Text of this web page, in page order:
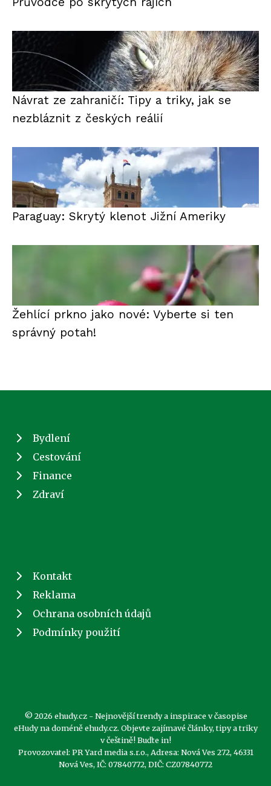
Návrat ze zahraničí: Tipy a triky, jak se
nezbláznit z českých reálií
Paraguay: Skrytý klenot Jižní Ameriky
Žehlící prkno jako nové: Vyberte si ten
správný potah!
Bydlení
Cestování
Finance
Zdraví
Kontakt
Reklama
Ochrana osobních údajů
Podmínky použití
© 2026 ehudy.cz - Nejnovější trendy a inspirace v časopise
eHudy na doméně ehudy.cz. Objevte zajímavé články, tipy a triky
v češtině! Buďte in!
Provozovatel: PR Yard media s.r.o., Adresa: Nová Ves 272, 46331
Nová Ves, IČ: 07840772, DIČ: CZ07840772